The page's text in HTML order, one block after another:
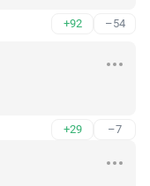
+92 –54
+29 –7